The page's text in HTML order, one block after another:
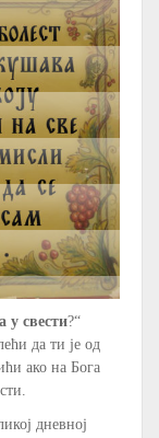
у свести?“
да ти је од
ако на Бога
дневној